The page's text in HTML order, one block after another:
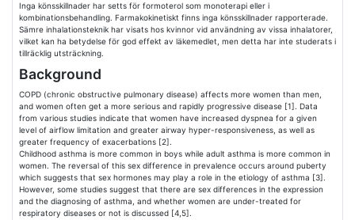
Inga könsskillnader har setts för formoterol som monoterapi eller i
kombinationsbehandling. Farmakokinetiskt finns inga könsskillnader rapporterade.
Sämre inhalationsteknik har visats hos kvinnor vid användning av vissa inhalatorer,
vilket kan ha betydelse för god effekt av läkemedlet, men detta har inte studerats i
tillräcklig utsträckning.
Background
COPD (chronic obstructive pulmonary disease) affects more women than men,
and women often get a more serious and rapidly progressive disease [1]. Data
from various studies indicate that women have increased dyspnea for a given
level of airflow limitation and greater airway hyper-responsiveness, as well as
greater frequency of exacerbations [2].
Childhood asthma is more common in boys while adult asthma is more common in
women. The reversal of this sex difference in prevalence occurs around puberty
which suggests that sex hormones may play a role in the etiology of asthma [3].
However, some studies suggest that there are sex differences in the expression
and the diagnosing of asthma, and whether women are under-treated for
respiratory diseases or not is discussed [4,5].